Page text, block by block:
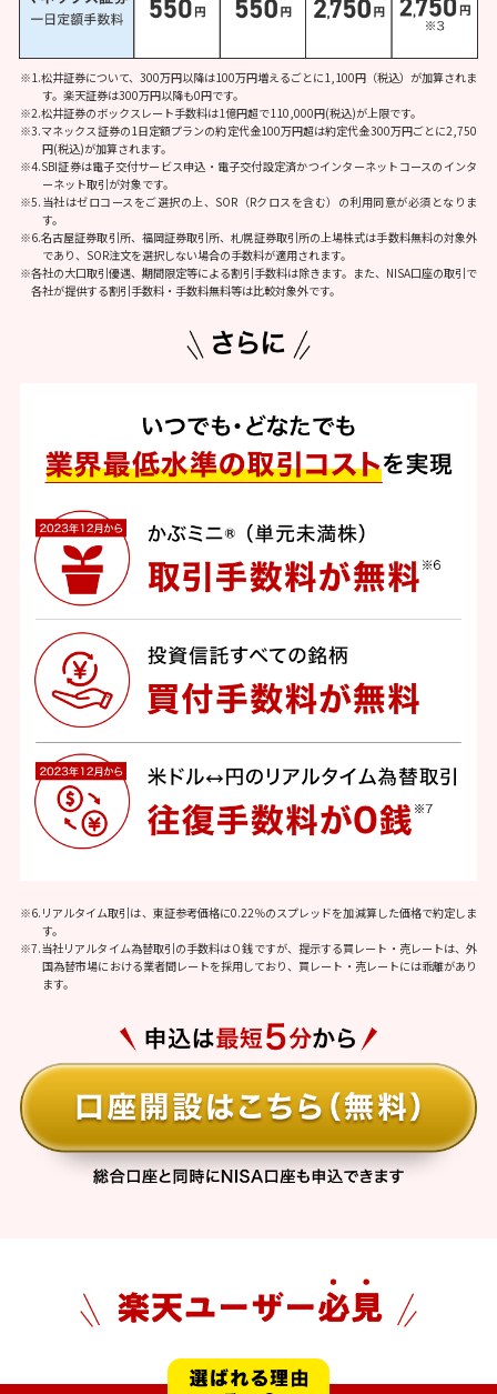
※1.松井証券について、300万円以降は100万円増えるごとに1,100円（税込）が加算されま
す。楽天証券は300万円以降も0円です。
※2.松井証券のボックスレート手数料は1億円超で110,000円(税込)が上限です。
※3.マネックス証券の1日定額プランの約定代金100万円超は約定代金300万円ごとに2,750
円(税込)が加算されます。
※4.SBI証券は電子交付サービス申込・電子交付設定済かつインターネットコースのインタ
ーネット取引が対象です。
※5.当社はゼロコースをご選択の上、SOR（Rクロスを含む）の利用同意が必須となりま
す。
※6.名古屋証券取引所、福岡証券取引所、札幌証券取引所の上場株式は手数料無料の対象外
であり、SOR注文を選択しない場合の手数料が適用されます。
※各社の大口取引優遇、期間限定等による割引手数料は除きます。また、NISA口座の取引で
各社が提供する割引手数料・手数料無料等は比較対象外です。
※6.リアルタイム取引は、東証参考価格に0.22％のスプレッドを加減算した価格で約定しま
す。
※7.当社リアルタイム為替取引の手数料は０銭ですが、提示する買レート・売レートは、外
国為替市場における業者間レートを採用しており、買レート・売レートには乖離があり
ます。